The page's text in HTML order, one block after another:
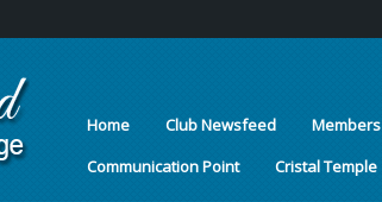
Home Club Newsfeed Members
Communication Point
Cristal Temple